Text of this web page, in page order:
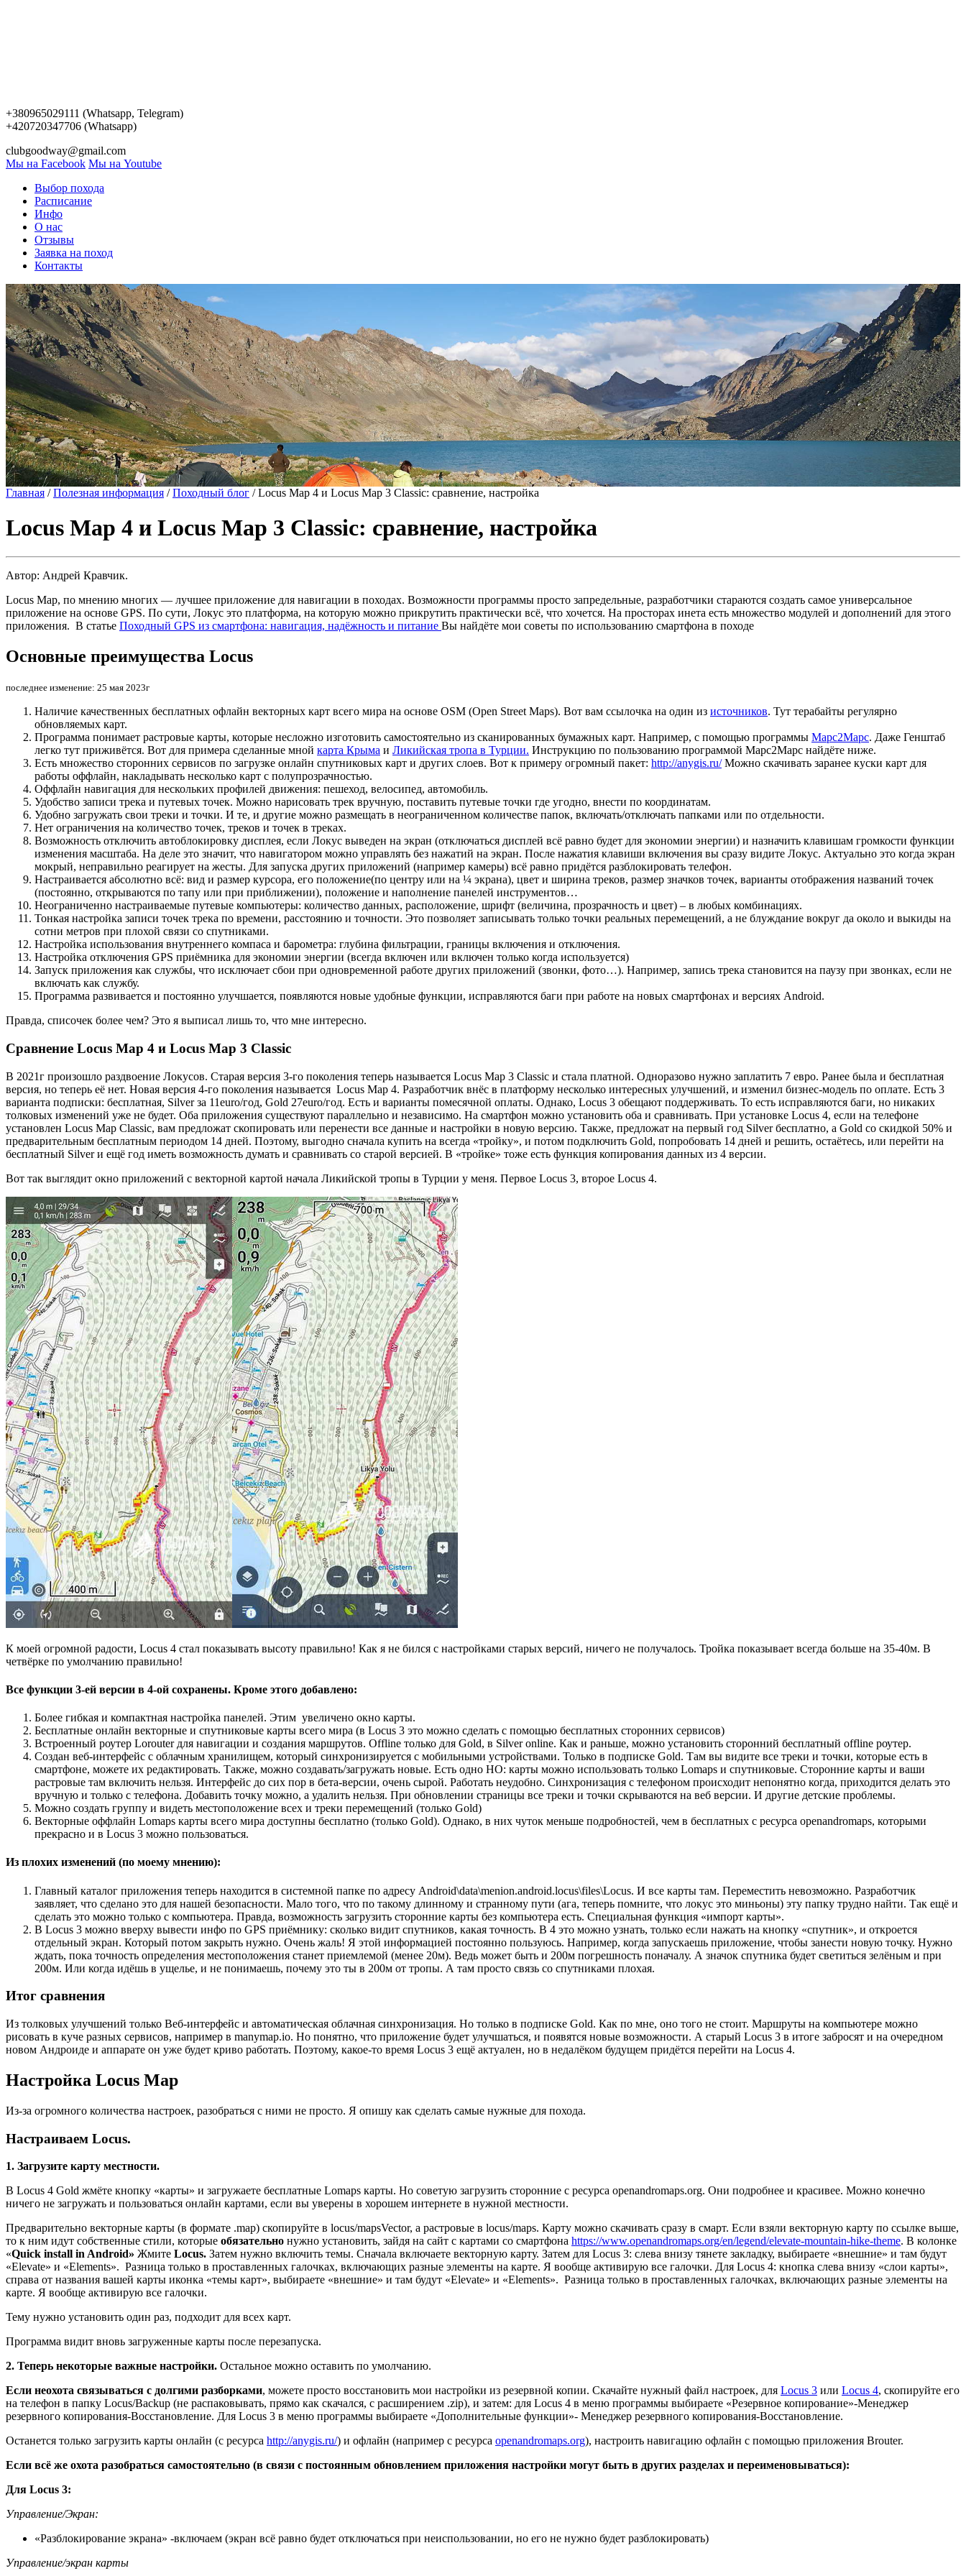
+380965029111 (Whatsapp, Telegram)
+420720347706 (Whatsapp)
clubgoodway@gmail.com
Мы на Facebook Мы на Youtube
Выбор похода
Расписание
Инфо
О нас
Отзывы
Заявка на поход
Контакты
Главная /Полезная информация /Походный блог /Locus Map 4 и Locus Map 3 Classic: сравнение, настройка
Locus Map 4 и Locus Map 3 Classic: сравнение, настройка
Автор: Андрей Кравчик.
Locus Map, по мнению многих — лучшее приложение для навигации в походах. Возможности программы просто запредельные, разработчики стараются создать самое универсальное
приложение на основе GPS. По сути, Локус это платформа, на которую можно прикрутить практически всё, что хочется. На просторах инета есть множество модулей и дополнений для этого
приложения. В статье Походный GPS из смартфона: навигация, надёжность и питание Вы найдёте мои советы по использованию смартфона в походе
Основные преимущества Locus
последнее изменение: 25 мая 2023г
Наличие качественных бесплатных офлайн векторных карт всего мира на основе OSM (Open Street Maps). Вот вам ссылочка на один из источников. Тут терабайты регулярно
обновляемых карт.
Программа понимает растровые карты, которые несложно изготовить самостоятельно из сканированных бумажных карт. Например, с помощью программы Mapc2Mapc. Даже Генштаб
легко тут приживётся. Вот для примера сделанные мной карта Крыма и Ликийская тропа в Турции. Инструкцию по пользованию программой Mapc2Mapc найдёте ниже.
Есть множество сторонних сервисов по загрузке онлайн спутниковых карт и других слоев. Вот к примеру огромный пакет: http://anygis.ru/Можно скачивать заранее куски карт для
работы оффлайн, накладывать несколько карт с полупрозрачностью.
Оффлайн навигация для нескольких профилей движения: пешеход, велосипед, автомобиль.
Удобство записи трека и путевых точек. Можно нарисовать трек вручную, поставить путевые точки где угодно, внести по координатам.
Удобно загружать свои треки и точки. И те, и другие можно размещать в неограниченном количестве папок, включать/отключать папками или по отдельности.
Нет ограничения на количество точек, треков и точек в треках.
Возможность отключить автоблокировку дисплея, если Локус выведен на экран (отключаться дисплей всё равно будет для экономии энергии) и назначить клавишам громкости функции
изменения масштаба. На деле это значит, что навигатором можно управлять без нажатий на экран. После нажатия клавиши включения вы сразу видите Локус. Актуально это когда экран
мокрый, неправильно реагирует на жесты. Для запуска других приложений (например камеры) всё равно придётся разблокировать телефон.
Настраивается абсолютно всё: вид и размер курсора, его положение(по центру или на ¼ экрана), цвет и ширина треков, размер значков точек, варианты отображения названий точек
(постоянно, открываются по тапу или при приближении), положение и наполнение панелей инструментов…
Неограниченно настраиваемые путевые компьютеры: количество данных, расположение, шрифт (величина, прозрачность и цвет) – в любых комбинациях.
Тонкая настройка записи точек трека по времени, расстоянию и точности. Это позволяет записывать только точки реальных перемещений, а не блуждание вокруг да около и выкиды на
сотни метров при плохой связи со спутниками.
Настройка использования внутреннего компаса и барометра: глубина фильтрации, границы включения и отключения.
Настройка отключения GPS приёмника для экономии энергии (всегда включен или включен только когда используется)
Запуск приложения как службы, что исключает сбои при одновременной работе других приложений (звонки, фото…). Например, запись трека становится на паузу при звонках, если не
включать как службу.
Программа развивается и постоянно улучшается, появляются новые удобные функции, исправляются баги при работе на новых смартфонах и версиях Android.
Правда, списочек более чем? Это я выписал лишь то, что мне интересно.
Сравнение Locus Map 4 и Locus Map 3 Classic
В 2021г произошло раздвоение Локусов. Старая версия 3-го поколения теперь называется Locus Map 3 Classic и стала платной. Одноразово нужно заплатить 7 евро. Ранее была и бесплатная
версия, но теперь её нет. Новая версия 4-го поколения называется Locus Map 4. Разработчик внёс в платформу несколько интересных улучшений, и изменил бизнес-модель по оплате. Есть 3
варианта подписки: бесплатная, Silver за 11euro/год, Gold 27euro/год. Есть и варианты помесячной оплаты. Однако, Locus 3 обещают поддерживать. То есть исправляются баги, но никаких
толковых изменений уже не будет. Оба приложения существуют параллельно и независимо. На смартфон можно установить оба и сравнивать. При установке Locus 4, если на телефоне
установлен Locus Map Classic, вам предложат скопировать или перенести все данные и настройки в новую версию. Также, предложат на первый год Silver бесплатно, а Gold со скидкой 50% и
предварительным бесплатным периодом 14 дней. Поэтому, выгодно сначала купить на всегда «тройку», и потом подключить Gold, попробовать 14 дней и решить, остаётесь, или перейти на
бесплатный Silver и ещё год иметь возможность думать и сравнивать со старой версией. В «тройке» тоже есть функция копирования данных из 4 версии.
Вот так выглядит окно приложений с векторной картой начала Ликийской тропы в Турции у меня. Первое Locus 3, второе Locus 4.
К моей огромной радости, Locus 4 стал показывать высоту правильно! Как я не бился с настройками старых версий, ничего не получалось. Тройка показывает всегда больше на 35-40м. В
четвёрке по умолчанию правильно!
Все функции 3-ей версии в 4-ой сохранены. Кроме этого добавлено:
Более гибкая и компактная настройка панелей. Этим увеличено окно карты.
Бесплатные онлайн векторные и спутниковые карты всего мира (в Locus 3 это можно сделать с помощью бесплатных сторонних сервисов)
Встроенный роутер Lorouter для навигации и создания маршрутов. Offline только для Gold, в Silver online. Как и раньше, можно установить сторонний бесплатный offline роутер.
Создан веб-интерфейс с облачным хранилищем, который синхронизируется с мобильными устройствами. Только в подписке Gold. Там вы видите все треки и точки, которые есть в
смартфоне, можете их редактировать. Также, можно создавать/загружать новые. Есть одно НО: карты можно использовать только Lomaps и спутниковые. Сторонние карты и ваши
растровые там включить нельзя. Интерфейс до сих пор в бета-версии, очень сырой. Работать неудобно. Синхронизация с телефоном происходит непонятно когда, приходится делать это
вручную и только с телефона. Добавить точку можно, а удалить нельзя. При обновлении страницы все треки и точки скрываются на веб версии. И другие детские проблемы.
Можно создать группу и видеть местоположение всех и треки перемещений (только Gold)
Векторные оффлайн Lomaps карты всего мира доступны бесплатно (только Gold). Однако, в них чуток меньше подробностей, чем в бесплатных с ресурса openandromaps, которыми
прекрасно и в Locus 3 можно пользоваться.
Из плохих изменений (по моему мнению):
Главный каталог приложения теперь находится в системной папке по адресу Android\data\menion.android.locus\files\Locus. И все карты там. Переместить невозможно. Разработчик
заявляет, что сделано это для нашей безопасности. Мало того, что по такому длинному и странному пути (ага, теперь помните, что локус это миньоны) эту папку трудно найти. Так ещё и
сделать это можно только с компьютера. Правда, возможность загрузить сторонние карты без компьютера есть. Специальная функция «импорт карты».
В Locus 3 можно вверху вывести инфо по GPS приёмнику: сколько видит спутников, какая точность. В 4 это можно узнать, только если нажать на кнопку «спутник», и откроется
отдельный экран. Который потом закрыть нужно. Очень жаль! Я этой информацией постоянно пользуюсь. Например, когда запускаешь приложение, чтобы занести новую точку. Нужно
ждать, пока точность определения местоположения станет приемлемой (менее 20м). Ведь может быть и 200м погрешность поначалу. А значок спутника будет светиться зелёным и при
200м. Или когда идёшь в ущелье, и не понимаешь, почему это ты в 200м от тропы. А там просто связь со спутниками плохая.
Итог сравнения
Из толковых улучшений только Веб-интерфейс и автоматическая облачная синхронизация. Но только в подписке Gold. Как по мне, оно того не стоит. Маршруты на компьютере можно
рисовать в куче разных сервисов, например в manymap.io. Но понятно, что приложение будет улучшаться, и появятся новые возможности. А старый Locus 3 в итоге забросят и на очередном
новом Андроиде и аппарате он уже будет криво работать. Поэтому, какое-то время Locus 3 ещё актуален, но в недалёком будущем придётся перейти на Locus 4.
Настройка Locus Map
Из-за огромного количества настроек, разобраться с ними не просто. Я опишу как сделать самые нужные для похода.
Настраиваем Locus.
1. Загрузите карту местности.
В Locus 4 Gold жмёте кнопку «карты» и загружаете бесплатные Lomaps карты. Но советую загрузить сторонние с ресурса openandromaps.org. Они подробнее и красивее. Можно конечно
ничего не загружать и пользоваться онлайн картами, если вы уверены в хорошем интернете в нужной местности.
Предварительно векторные карты (в формате .map) скопируйте в locus/mapsVector, а растровые в locus/maps. Карту можно скачивать сразу в смарт. Если взяли векторную карту по ссылке выше,
то к ним идут собственные стили, которые обязательно нужно установить, зайдя на сайт с картами со смартфона https://www.openandromaps.org/en/legend/elevate-mountain-hike-theme. В колонке
«Quick install in Android» Жмите Locus. Затем нужно включить темы. Сначала включаете векторную карту. Затем для Locus 3: слева внизу тянете закладку, выбираете «внешние» и там будут
«Elevate» и «Elements». Разница только в проставленных галочках, включающих разные элементы на карте. Я вообще активирую все галочки. Для Locus 4: кнопка слева внизу «слои карты»,
справа от названия вашей карты иконка «темы карт», выбираете «внешние» и там будут «Elevate» и «Elements». Разница только в проставленных галочках, включающих разные элементы на
карте. Я вообще активирую все галочки.
Тему нужно установить один раз, подходит для всех карт.
Программа видит вновь загруженные карты после перезапуска.
2. Теперь некоторые важные настройки. Остальное можно оставить по умолчанию.
Если неохота связываться с долгими разборками, можете просто восстановить мои настройки из резервной копии. Скачайте нужный файл настроек, для Locus 3 или Locus 4, скопируйте его
на телефон в папку Locus/Backup (не распаковывать, прямо как скачался, с расширением .zip), и затем: для Locus 4 в меню программы выбираете «Резервное копирование»-Менеджер
резервного копирования-Восстановление. Для Locus 3 в меню программы выбираете «Дополнительные функции»- Менеджер резервного копирования-Восстановление.
Останется только загрузить карты онлайн (с ресурса http://anygis.ru/) и офлайн (например с ресурса openandromaps.org), настроить навигацию офлайн с помощью приложения Brouter.
Если всё же охота разобраться самостоятельно (в связи с постоянным обновлением приложения настройки могут быть в других разделах и переименовываться):
Для Locus 3:
Управление/Экран:
«Разблокирование экрана» -включаем (экран всё равно будет отключаться при неиспользовании, но его не нужно будет разблокировать)
Управление/экран карты